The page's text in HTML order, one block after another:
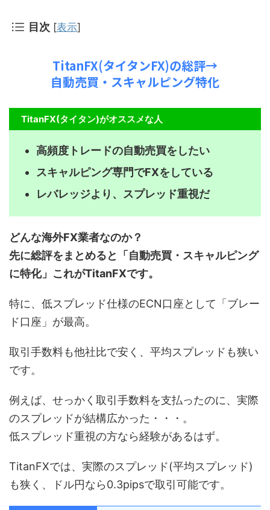
目次 [表示]
TitanFX(タイタンFX)の総評→
自動売買・スキャルピング特化
TitanFX(タイタン)がオススメな人
高頻度トレードの自動売買をしたい
スキャルピング専門でFXをしている
レバレッジより、スプレッド重視だ
どんな海外FX業者なのか？
先に総評をまとめると「自動売買・スキャルピング
に特化」これがTitanFXです。
特に、低スプレッド仕様のECN口座として「ブレー
ド口座」が最高。
取引手数料も他社比で安く、平均スプレッドも狭い
です。
例えば、せっかく取引手数料を支払ったのに、実際
のスプレッドが結構広かった・・・。
低スプレッド重視の方なら経験があるはず。
TitanFXでは、実際のスプレッド(平均スプレッド)
も狭く、ドル円なら0.3pipsで取引可能です。